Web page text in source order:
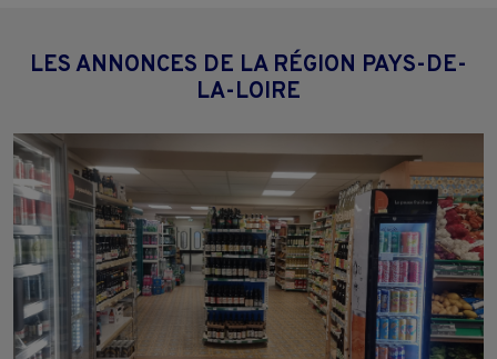
LES ANNONCES DE LA RÉGION PAYS-DE-
LA-LOIRE